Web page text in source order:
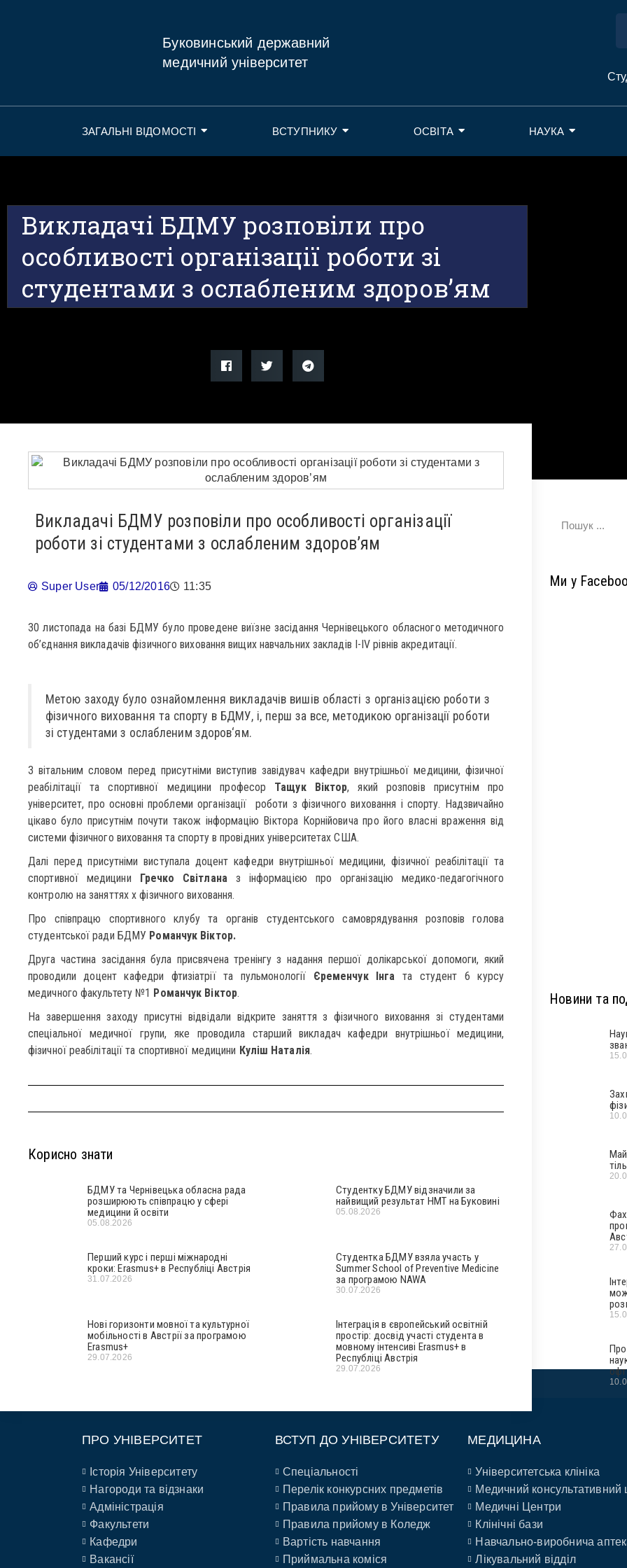
Буковинський державний
медичний університет
ЗАГАЛЬНІ ВІДОМОСТІ ВСТУПНИКУ ОСВІТА НАУКА
Викладачі БДМУ розповіли про
особливості організації роботи зі
студентами з ослабленим здоров’ям
Викладачі БДМУ розповіли про особливості організації
роботи зі студентами з ослабленим здоров’ям
Super User 05/12/2016 11:35
30 листопада на базі БДМУ було проведене виїзне засідання Чернівецького обласного методичного
об’єднання викладачів фізичного виховання вищих навчальних закладів І-IV рівнів акредитації.
Метою заходу було ознайомлення викладачів вишів області з організацією роботи з
фізичного виховання та спорту в БДМУ, і, перш за все, методикою організації роботи
зі студентами з ослабленим здоров‘ям.
З вітальним словом перед присутніми виступив завідувач кафедри внутрішньої медицини, фізичної
реабілітації та спортивної медицини професор Тащук Віктор, який розповів присутнім про
університет, про основні проблеми організації роботи з фізичного виховання і спорту. Надзвичайно
цікаво було присутнім почути також інформацію Віктора Корнійовича про його власні враження від
системи фізичного виховання та спорту в провідних університетах США.
Далі перед присутніми виступала доцент кафедри внутрішньої медицини, фізичної реабілітації та
спортивної медицини Гречко Світланаз інформацією про організацію медико-педагогічного
контролю на заняттях х фізичного виховання.
Про співпрацю спортивного клубу та органів студентського самоврядування розповів голова
студентської ради БДМУ Романчук Віктор.
Друга частина засідання була присвячена тренінгу з надання першої долікарської допомоги, який
проводили доцент кафедри фтизіатрії та пульмонології Єременчук Інга та студент 6 курсу
медичного факультету №1 Романчук Віктор.
На завершення заходу присутні відвідали відкрите заняття з фізичного виховання зі студентами
спеціальної медичної групи, яке проводила старший викладач кафедри внутрішньої медицини,
фізичної реабілітації та спортивної медицини Куліш Наталія.
Корисно знати
БДМУ та Чернівецька обласна рада
розширюють співпрацю у сфері
медицини й освіти
05.08.2026
Студентку БДМУ відзначили за
найвищий результат НМТ на Буковині
05.08.2026
Перший курс і перші міжнародні
кроки: Erasmus+ в Республіці Австрія
31.07.2026
Студентка БДМУ взяла участь у
Summer School of Preventive Medicine
за програмою NAWA
30.07.2026
Нові горизонти мовної та культурної
мобільності в Австрії за програмою
Erasmus+
29.07.2026
Інтеграція в європейський освітній
простір: досвід участі студента в
мовному інтенсиві Erasmus+ в
Республіці Австрія
29.07.2026
Ми у
Новини та
ПРО УНІВЕРСИТЕТ
Історія Університету
Нагороди та відзнаки
Адміністрація
Факультети
Кафедри
Вакансії
ВСТУП ДО УНІВЕРСИТЕТУ
Спеціальності
Перелік конкурсних предметів
Правила прийому в Університет
Правила прийому в Коледж
Вартість навчання
Приймальна коміся
МЕДИЦИНА
Університетська клініка
Медичний консультативний
Медичні Центри
Клінічні бази
Навчально-виробнича
Лікувальний відділ